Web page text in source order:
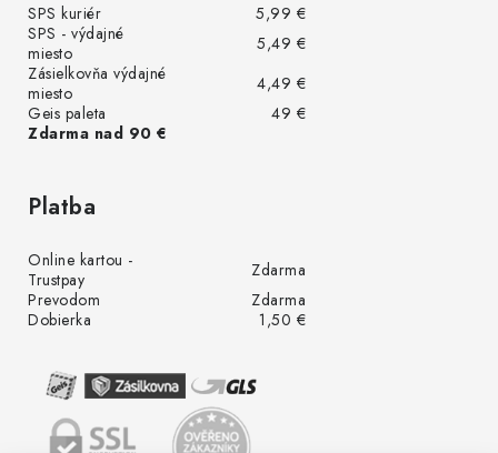
SPS kuriér
5,99 €
SPS - výdajné
miesto
5,49 €
Zásielkovňa výdajné
miesto
4,49 €
Geis paleta
49 €
Zdarma nad 90 €
Platba
Online kartou -
Trustpay
Zdarma
Prevodom
Zdarma
Dobierka
1,50 €